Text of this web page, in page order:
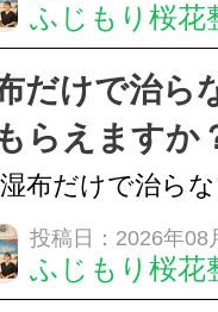
食いしばりや歯
なく首や肩の筋
かけ、顎関節症
がることがあり
ふじもり桜花
だけで治ら
らえますか
布だけで治ら
ますか？A. はい
は痛みを和らげ
投稿日：2026年08
ふじもり桜花